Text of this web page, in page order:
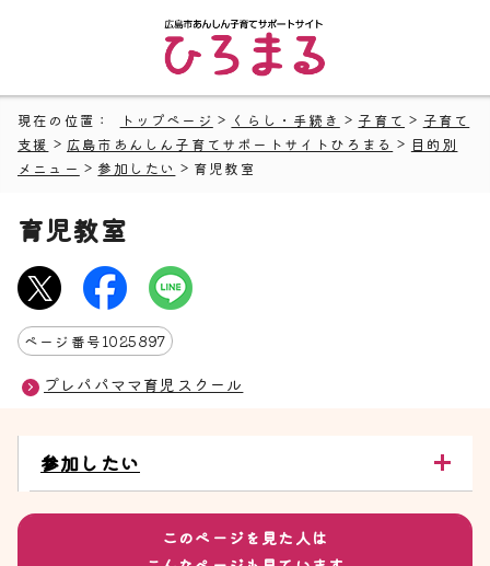
現在の位置： トップページ > くらし・手続き > 子育て > 子育て
支援 > 広島市あんしん子育てサポートサイトひろまる > 目的別
メニュー > 参加したい > 育児教室
育児教室
ページ番号1025897
プレパパママ育児スクール
参加したい
このページを見た人は